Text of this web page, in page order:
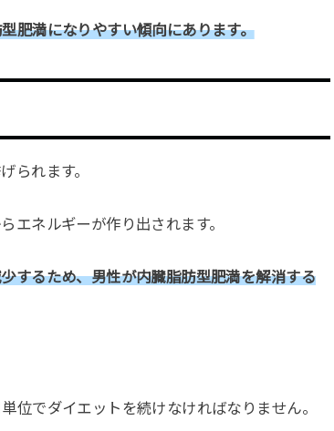
肥満になりやすい傾向にあります。
られます。
エネルギーが作り出されます。
するため、男性が内臓脂肪型肥満を解消する
位でダイエットを続けなければなりません。